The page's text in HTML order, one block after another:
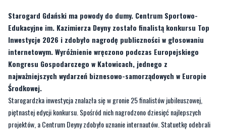
Starogard Gdański ma powody do dumy. Centrum Sportowo-
Edukacyjne im. Kazimierza Deyny zostało finalistą konkursu Top
Inwestycje 2026 i zdobyło nagrodę publiczności w głosowaniu
internetowym. Wyróżnienie wręczono podczas Europejskiego
Kongresu Gospodarczego w Katowicach, jednego z
najważniejszych wydarzeń biznesowo-samorządowych w Europie
Środkowej.
Starogardzka inwestycja znalazła się w gronie 25 finalistów jubileuszowej,
piętnastej edycji konkursu. Spośród nich nagrodzono dziesięć najlepszych
projektów, a Centrum Deyny zdobyło uznanie internautów. Statuetkę odebrali